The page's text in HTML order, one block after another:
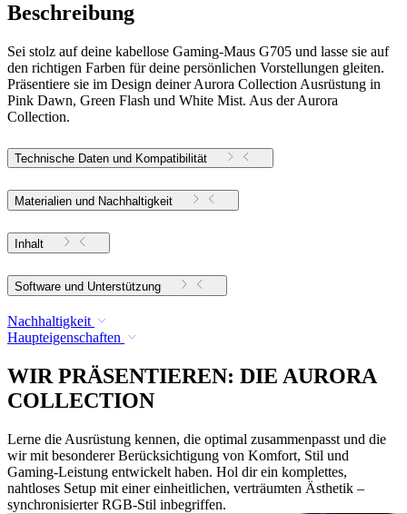
Beschreibung
Sei stolz auf deine kabellose Gaming-Maus G705 und lasse sie auf
den richtigen Farben für deine persönlichen Vorstellungen gleiten.
Präsentiere sie im Design deiner Aurora Collection Ausrüstung in
Pink Dawn, Green Flash und White Mist. Aus der Aurora
Collection.
Technische Daten und Kompatibilität
Materialien und Nachhaltigkeit
Inhalt
Software und Unterstützung
Nachhaltigkeit
Haupteigenschaften
WIR PRÄSENTIEREN: DIE AURORA
COLLECTION
Lerne die Ausrüstung kennen, die optimal zusammenpasst und die
wir mit besonderer Berücksichtigung von Komfort, Stil und
Gaming-Leistung entwickelt haben. Hol dir ein komplettes,
nahtloses Setup mit einer einheitlichen, verträumten Ästhetik –
synchronisierter RGB-Stil inbegriffen.